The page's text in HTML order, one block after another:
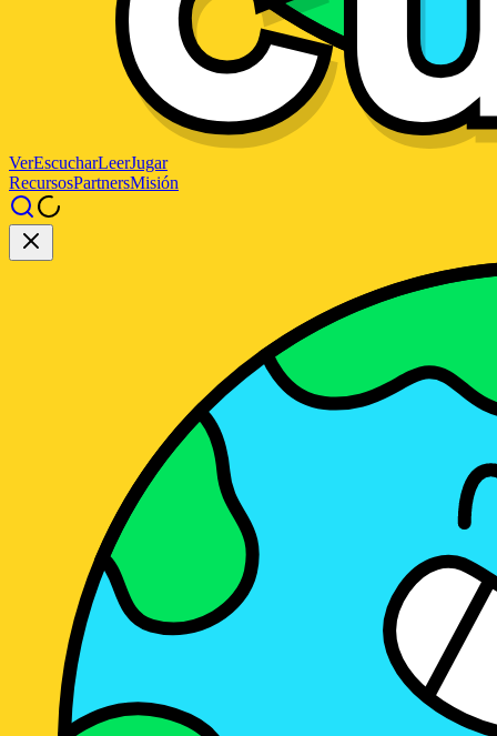
VerEscucharLeerJugar
RecursosPartnersMisión